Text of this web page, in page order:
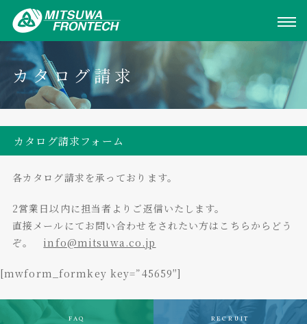
カタログ請求
カタログ請求フォーム
各カタログ請求を承っております。
2営業日以内に担当者よりご返信いたします。
直接メールにてお問い合わせをされたい方はこちらからどう
ぞ。 info@mitsuwa.co.jp
[mwform_formkey key=”45659″]
FAQ RECRUIT